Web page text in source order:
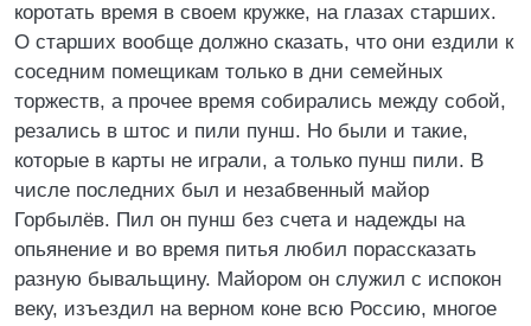
коротать время в своем кружке, на глазах старших.
О старших вообще должно сказать, что они ездили к
соседним помещикам только в дни семейных
торжеств, а прочее время собирались между собой,
резались в штос и пили пунш. Но были и такие,
которые в карты не играли, а только пунш пили. В
числе последних был и незабвенный майор
Горбылёв. Пил он пунш без счета и надежды на
опьянение и во время питья любил порассказать
разную бывальщину. Майором он служил с испокон
веку, изъездил на верном коне всю Россию, многое